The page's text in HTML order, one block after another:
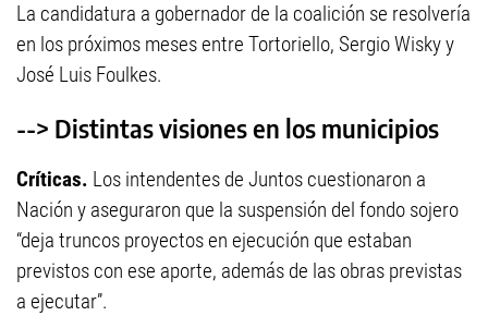
La candidatura a gobernador de la coalición se resolvería
en los próximos meses entre Tortoriello, Sergio Wisky y
José Luis Foulkes.
--> Distintas visiones en los municipios
Críticas. Los intendentes de Juntos cuestionaron a
Nación y aseguraron que la suspensión del fondo sojero
“deja truncos proyectos en ejecución que estaban
previstos con ese aporte, además de las obras previstas
a ejecutar”.